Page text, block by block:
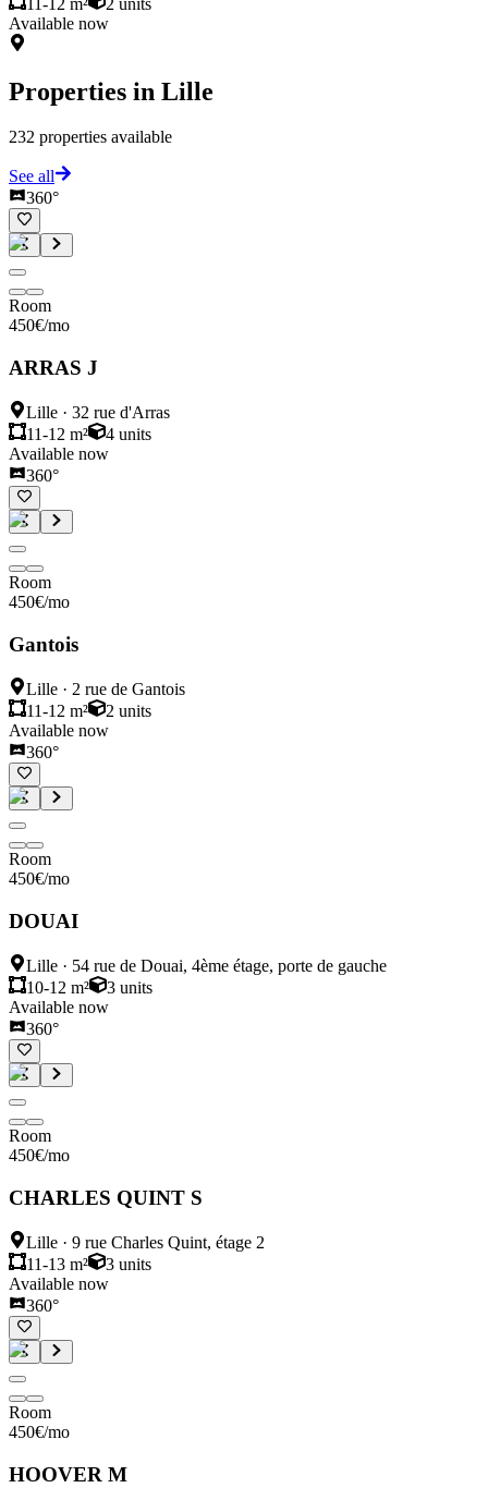
Available now
Properties in Lille
232 properties available
See all
360°
Room
450€/mo
ARRAS J
Lille · 32 rue d'Arras
11-12 m²
4 units
Available now
360°
Room
450€/mo
Gantois
Lille · 2 rue de Gantois
11-12 m²
2 units
Available now
360°
Room
450€/mo
DOUAI
Lille · 54 rue de Douai, 4ème étage, porte de gauche
10-12 m²
3 units
Available now
360°
Room
450€/mo
CHARLES QUINT S
Lille · 9 rue Charles Quint, étage 2
11-13 m²
3 units
Available now
360°
Room
450€/mo
HOOVER M